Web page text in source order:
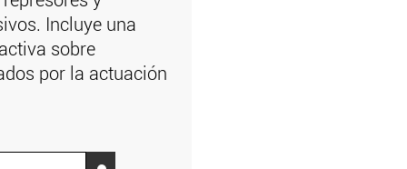
Incluye una
sobre
por la actuación